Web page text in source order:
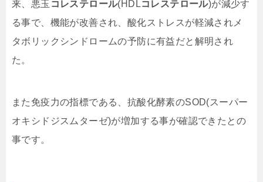
来、悪玉 コレステロール(HDLコレステロール)が減少す
る事で、機能が改善され、酸化ストレスが軽減されメ
タボリックシンドロームの予防に有益だと解明され
た。
また免疫力の指標である、抗酸化酵素のSOD(スーパー
オキシドジスムターゼ)が増加する事が確認できたとの
事です。